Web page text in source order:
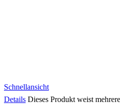
Schnellansicht
Details Dieses Produkt weist